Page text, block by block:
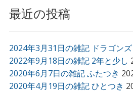
最近の投稿
2024年3月31日の雑記 ドラゴンズ
2022年9月18日の雑記 2年と少し
2020年6月7日の雑記 ふたつき
2020年4月19日の雑記 ひとつき